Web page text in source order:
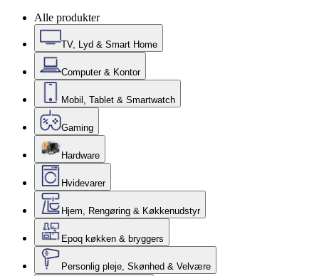
Alle produkter
TV, Lyd & Smart Home
Computer & Kontor
Mobil, Tablet & Smartwatch
Gaming
Hardware
Hvidevarer
Hjem, Rengøring & Køkkenudstyr
Epoq køkken & bryggers
Personlig pleje, Skønhed & Velvære